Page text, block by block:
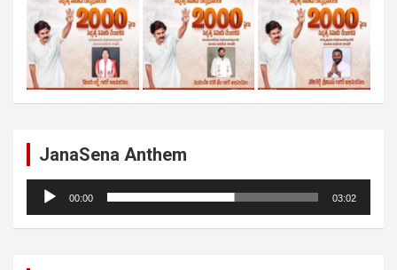
JanaSena Anthem
Audio
Player
00:00 03:02